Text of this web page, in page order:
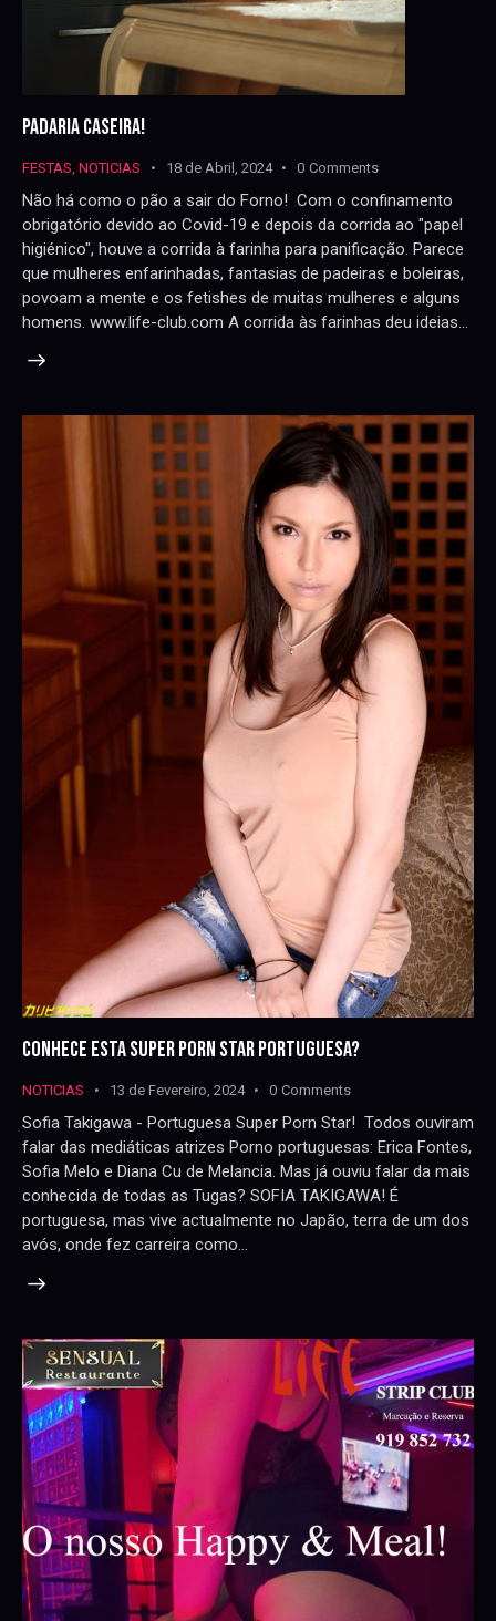
PADARIA CASEIRA!
FESTAS NOTICIAS 18 de Abril, 2024 0 Comments
Não há como o pão a sair do Forno! Com o confinamento
obrigatório devido ao Covid-19 e depois da corrida ao "papel
higiénico", houve a corrida à farinha para panificação. Parece
que mulheres enfarinhadas, fantasias de padeiras e boleiras,
povoam a mente e os fetishes de muitas mulheres e alguns
homens. www.life-club.com A corrida às farinhas deu ideias…
CONHECE ESTA SUPER PORN STAR PORTUGUESA?
NOTICIAS 13 de Fevereiro, 2024 0 Comments
Sofia Takigawa - Portuguesa Super Porn Star! Todos ouviram
falar das mediáticas atrizes Porno portuguesas: Erica Fontes,
Sofia Melo e Diana Cu de Melancia. Mas já ouviu falar da mais
conhecida de todas as Tugas? SOFIA TAKIGAWA! É
portuguesa, mas vive actualmente no Japão, terra de um dos
avós, onde fez carreira como…